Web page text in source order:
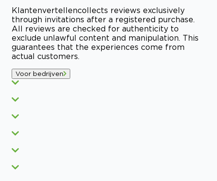
Klantenvertellencollects reviews exclusively
through invitations after a registered purchase.
All reviews are checked for authenticity to
exclude unlawful content and manipulation. This
guarantees that the experiences come from
actual customers.
Voor bedrijven